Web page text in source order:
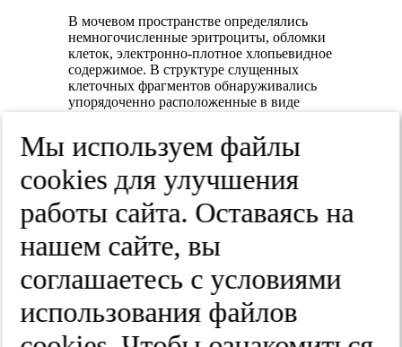
В мочевом пространстве определялись
немногочисленные эритроциты, обломки
клеток, электронно-плотное хлопьевидное
содержимое. В структуре слущенных
клеточных фрагментов обнаруживались
упорядоченно расположенные в виде
образования размером 39,1±3,58 нм (рис.
4). Характерное кластерное расположение,
форма и размеры частиц позволили
предположить вирусные включения
полиомавируса [7].
Рис. 4. Электронограмма. В
мочевом пространстве почечного
Мы используем файлы
cооkies для улучшения
работы сайта. Оставаясь на
нашем сайте, вы
соглашаетесь с условиями
использования файлов